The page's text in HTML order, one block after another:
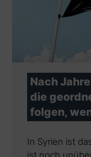
Nach
die
folgen,
In Syrien ist
ist noch